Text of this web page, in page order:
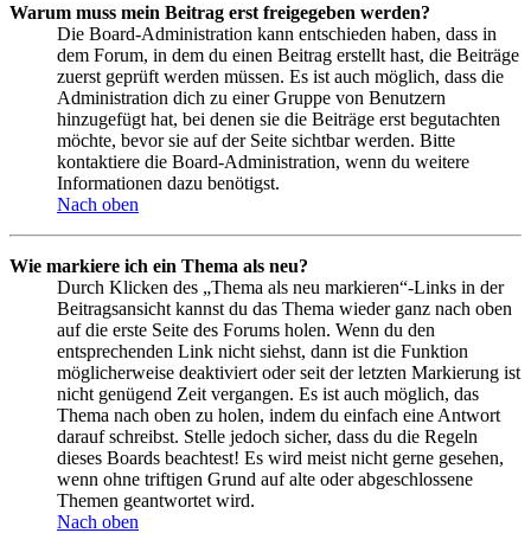
Warum muss mein Beitrag erst freigegeben werden?
Die Board-Administration kann entschieden haben, dass in
dem Forum, in dem du einen Beitrag erstellt hast, die Beiträge
zuerst geprüft werden müssen. Es ist auch möglich, dass die
Administration dich zu einer Gruppe von Benutzern
hinzugefügt hat, bei denen sie die Beiträge erst begutachten
möchte, bevor sie auf der Seite sichtbar werden. Bitte
kontaktiere die Board-Administration, wenn du weitere
Informationen dazu benötigst.
Nach oben
Wie markiere ich ein Thema als neu?
Durch Klicken des „Thema als neu markieren“-Links in der
Beitragsansicht kannst du das Thema wieder ganz nach oben
auf die erste Seite des Forums holen. Wenn du den
entsprechenden Link nicht siehst, dann ist die Funktion
möglicherweise deaktiviert oder seit der letzten Markierung ist
nicht genügend Zeit vergangen. Es ist auch möglich, das
Thema nach oben zu holen, indem du einfach eine Antwort
darauf schreibst. Stelle jedoch sicher, dass du die Regeln
dieses Boards beachtest! Es wird meist nicht gerne gesehen,
wenn ohne triftigen Grund auf alte oder abgeschlossene
Themen geantwortet wird.
Nach oben